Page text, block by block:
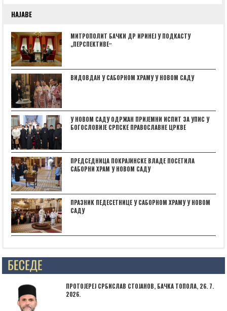
НАЈАВЕ
МИТРОПОЛИТ БАЧКИ ДР ИРИНЕЈ У ПОДКАСТУ
„ПЕРСПЕКТИВЕˮ
ВИДОВДАН У САБОРНОМ ХРАМУ У НОВОМ САДУ
У НОВОМ САДУ ОДРЖАН ПРИЈЕМНИ ИСПИТ ЗА УПИС У
БОГОСЛОВИЈЕ СРПСКЕ ПРАВОСЛАВНЕ ЦРКВЕ
ПРЕДСЕДНИЦА ПОКРАЈИНСКЕ ВЛАДЕ ПОСЕТИЛА
САБОРНИ ХРАМ У НОВОМ САДУ
ПРАЗНИК ПЕДЕСЕТНИЦЕ У САБОРНОМ ХРАМУ У НОВОМ
САДУ
Posts not found
ПРОТОЈЕРЕЈ СРБИСЛАВ СТОЈАНОВ, БАЧКА ТОПОЛА, 26. 7.
2026.